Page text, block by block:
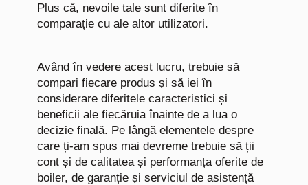
Plus că, nevoile tale sunt diferite în
comparație cu ale altor utilizatori.
Având în vedere acest lucru, trebuie să
compari fiecare produs și să iei în
considerare diferitele caracteristici și
beneficii ale fiecăruia înainte de a lua o
decizie finală. Pe lângă elementele despre
care ți-am spus mai devreme trebuie să ții
cont și de calitatea și performanța oferite de
boiler, de garanție și serviciul de asistență